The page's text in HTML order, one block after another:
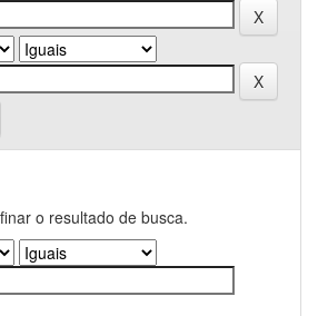
o resultado de busca.